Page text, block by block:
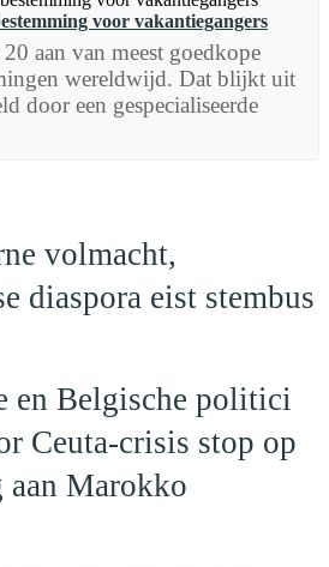
voor vakantiegangers
aan van meest goedkope
wereldwijd. Dat blijkt uit
door een gespecialiseerde
volmacht,
diaspora eist stembus
en Belgische politici
Ceuta-crisis stop op
Marokko